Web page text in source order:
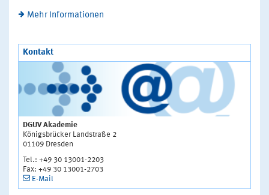
Mehr Informationen
Kontakt
DGUV Akademie
Königsbrücker Landstraße 2
01109 Dresden
Tel.: +49 30 13001-2203
Fax: +49 30 13001-2703
E-Mail